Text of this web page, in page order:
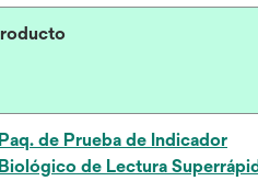
Paq. de Prueba de Indicador
Biológico de Lectura